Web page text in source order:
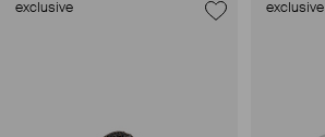
exclusive exclusive